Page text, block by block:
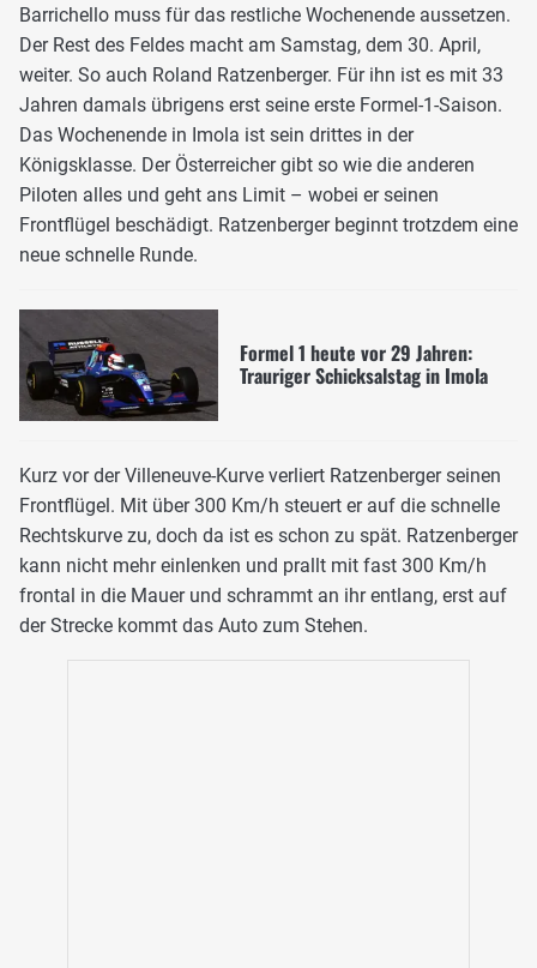
Barrichello muss für das restliche Wochenende aussetzen.
Der Rest des Feldes macht am Samstag, dem 30. April,
weiter. So auch Roland Ratzenberger. Für ihn ist es mit 33
Jahren damals übrigens erst seine erste Formel-1-Saison.
Das Wochenende in Imola ist sein drittes in der
Königsklasse. Der Österreicher gibt so wie die anderen
Piloten alles und geht ans Limit – wobei er seinen
Frontflügel beschädigt. Ratzenberger beginnt trotzdem eine
neue schnelle Runde.
Formel 1 heute vor 29 Jahren:
Trauriger Schicksalstag in Imola
Kurz vor der Villeneuve-Kurve verliert Ratzenberger seinen
Frontflügel. Mit über 300 Km/h steuert er auf die schnelle
Rechtskurve zu, doch da ist es schon zu spät. Ratzenberger
kann nicht mehr einlenken und prallt mit fast 300 Km/h
frontal in die Mauer und schrammt an ihr entlang, erst auf
der Strecke kommt das Auto zum Stehen.